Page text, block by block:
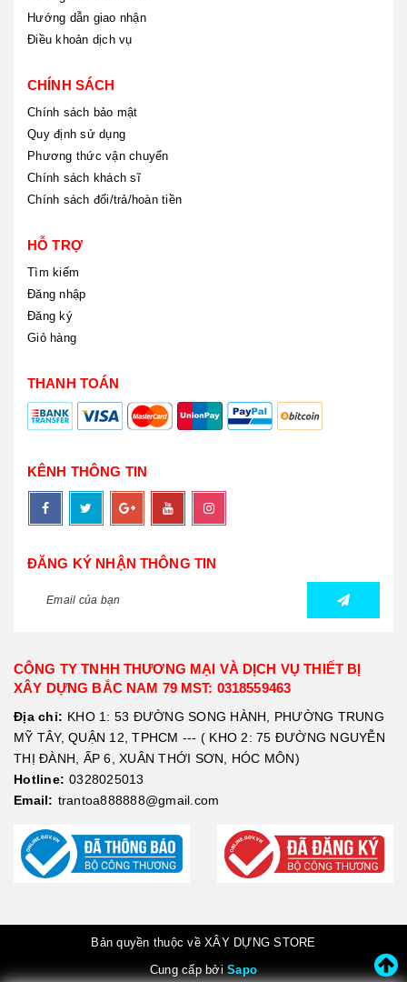
Hướng dẫn giao nhận
Điều khoản dịch vụ
CHÍNH SÁCH
Chính sách bảo mật
Quy định sử dụng
Phương thức vận chuyển
Chính sách khách sĩ
Chính sách đổi/trả/hoàn tiền
HỖ TRỢ
Tìm kiếm
Đăng nhập
Đăng ký
Giỏ hàng
THANH TOÁN
KÊNH THÔNG TIN
ĐĂNG KÝ NHẬN THÔNG TIN
CÔNG TY TNHH THƯƠNG MẠI VÀ DỊCH VỤ THIẾT BỊ
XÂY DỰNG BẮC NAM 79 MST: 0318559463
Địa chỉ: KHO 1: 53 ĐƯỜNG SONG HÀNH, PHƯỜNG TRUNG
MỸ TÂY, QUẬN 12, TPHCM --- ( KHO 2: 75 ĐƯỜNG NGUYỄN
THỊ ĐÀNH, ẤP 6, XUÂN THỚI SƠN, HÓC MÔN)
Hotline: 0328025013
Email: trantoa888888@gmail.com
Bản quyền thuộc về XÂY DỰNG STORE
Cung cấp bởiSapo